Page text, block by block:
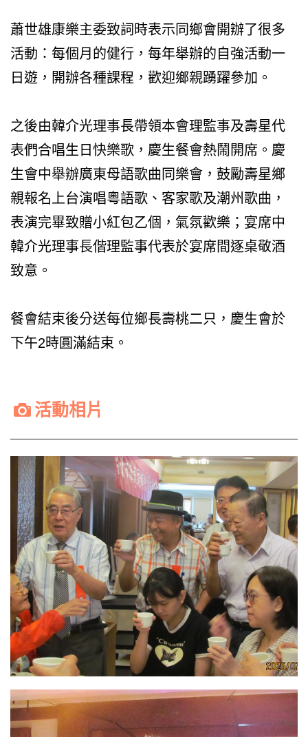
蕭世雄康樂主委致詞時表示同鄉會開辦了很多
活動：每個月的健行，每年舉辦的自強活動一
日遊，開辦各種課程，歡迎鄉親踴躍參加。
之後由韓介光理事長帶領本會理監事及壽星代
表們合唱生日快樂歌，慶生餐會熱鬧開席。慶
生會中舉辦廣東母語歌曲同樂會，鼓勵壽星鄉
親報名上台演唱粵語歌、客家歌及潮州歌曲，
表演完畢致贈小紅包乙個，氣氛歡樂；宴席中
韓介光理事長偕理監事代表於宴席間逐桌敬酒
致意。
餐會結束後分送每位鄉長壽桃二只，慶生會於
下午2時圓滿結束。
活動相片